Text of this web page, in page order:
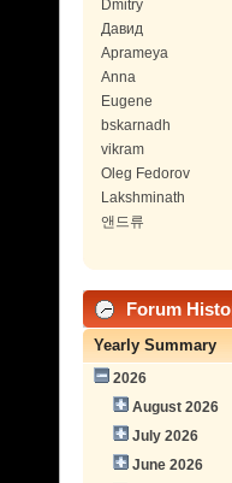
Dmitry
Давид
Aprameya
Anna
Eugene
bskarnadh
vikram
Oleg Fedorov
Lakshminath
앤드류
Forum
Yearly Summary
2026
August 2026
July 2026
June 2026